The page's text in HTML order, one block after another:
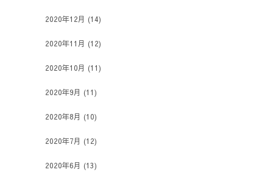
2020年12月 (14)
2020年11月 (12)
2020年10月 (11)
2020年9月 (11)
2020年8月 (10)
2020年7月 (12)
2020年6月 (13)